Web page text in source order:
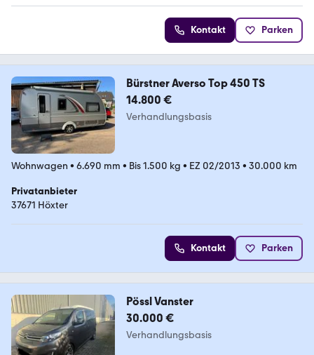
Kontakt Parken
Bürstner Averso Top 450 TS
14.800 €
Verhandlungsbasis
Wohnwagen • 6.690 mm • Bis 1.500 kg • EZ 02/2013 • 30.000 km
Privatanbieter
37671 Höxter
Kontakt Parken
Pössl Vanster
30.000 €
Verhandlungsbasis